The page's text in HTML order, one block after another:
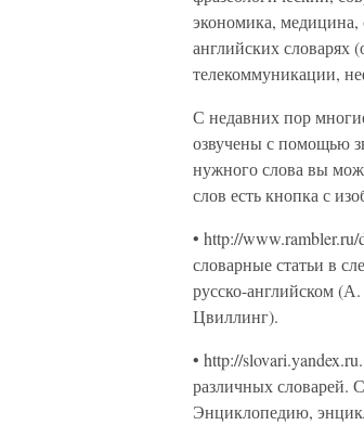
экономика, медицина,
английских словарях
телекоммуникации,
С недавних пор
озвучены с помощью
нужного слова вы
слов есть кнопка с
• http://
словарные статьи в
русско-английском
Цвиллинг).
• http://
различных словарей.
Энциклопедию,